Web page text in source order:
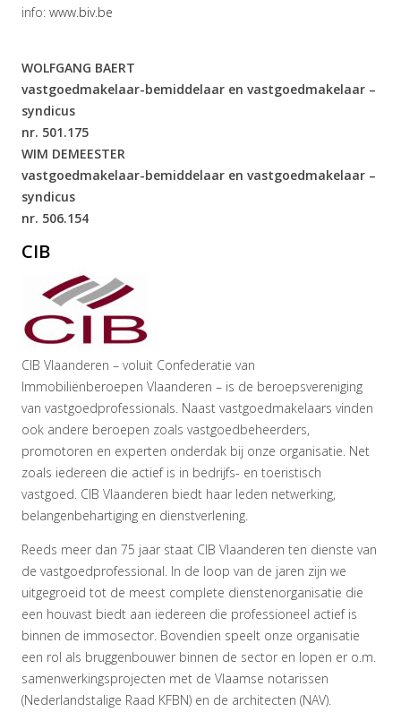
info:www.biv.be
WOLFGANG BAERT
vastgoedmakelaar-bemiddelaar en vastgoedmakelaar –
syndicus
nr. 501.175
WIM DEMEESTER
vastgoedmakelaar-bemiddelaar en vastgoedmakelaar –
syndicus
nr. 506.154
CIB
CIB Vlaanderen – voluit Confederatie van
Immobiliënberoepen Vlaanderen – is de beroepsvereniging
van vastgoedprofessionals. Naast vastgoedmakelaars vinden
ook andere beroepen zoals vastgoedbeheerders,
promotoren en experten onderdak bij onze organisatie. Net
zoals iedereen die actief is in bedrijfs- en toeristisch
vastgoed. CIB Vlaanderen biedt haar leden netwerking,
belangenbehartiging en dienstverlening.
Reeds meer dan 75 jaar staat CIB Vlaanderen ten dienste van
de vastgoedprofessional. In de loop van de jaren zijn we
uitgegroeid tot de meest complete dienstenorganisatie die
een houvast biedt aan iedereen die professioneel actief is
binnen de immosector. Bovendien speelt onze organisatie
een rol als bruggenbouwer binnen de sector en lopen er o.m.
samenwerkingsprojecten met de Vlaamse notarissen
(Nederlandstalige Raad KFBN) en de architecten (NAV).